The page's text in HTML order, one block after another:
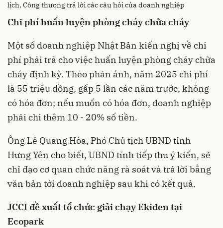
lịch, Công thương trả lời các câu hỏi của doanh nghiệp
Chi phí huấn luyện phòng cháy chữa cháy
Một số doanh nghiệp Nhật Bản kiến nghị về chi
phí phải trả cho việc huấn luyện phòng cháy chữa
cháy định kỳ. Theo phản ánh, năm 2025 chi phí
là 55 triệu đồng, gấp 5 lần các năm trước, không
có hóa đơn; nếu muốn có hóa đơn, doanh nghiệp
phải chi thêm 10 - 20% số tiền.
Ông Lê Quang Hòa, Phó Chủ tịch UBND tỉnh
Hưng Yên cho biết, UBND tỉnh tiếp thu ý kiến, sẽ
chỉ đạo cơ quan chức năng rà soát và trả lời bằng
văn bản tới doanh nghiệp sau khi có kết quả.
JCCI đề xuất tổ chức giải chạy Ekiden tại
Ecopark